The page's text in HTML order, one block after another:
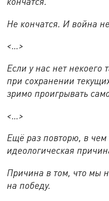
Не кончатся. И война
<…>
Если у нас нет некоего
при сохранении
зримо проигрывать
<…>
Ещё раз повторю, в чем
идеологическая
Причина в том, что мы
на победу.